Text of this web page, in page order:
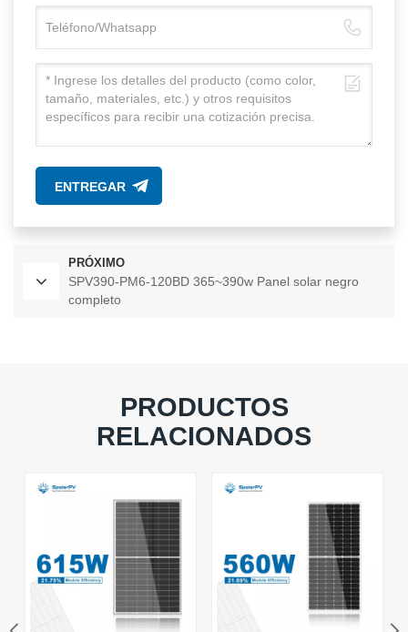
ENTREGAR
PRÓXIMO
SPV390-PM6-120BD 365~390w Panel solar negro
completo
PRODUCTOS
RELACIONADOS